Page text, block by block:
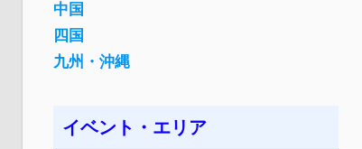
中国
四国
九州・沖縄
イベント・エリア